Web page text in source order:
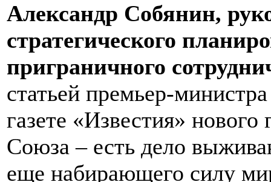
Александр Собянин,
стратегического
приграничного
статьей премьер-
газете «Известия» нового
Союза – есть дело
еще набирающего силу